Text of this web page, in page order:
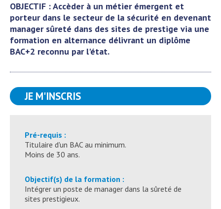
OBJECTIF : Accèder à un métier émergent et
porteur dans le secteur de la sécurité en devenant
manager sûreté dans des sites de prestige via une
formation en alternance délivrant un diplôme
BAC+2 reconnu par l'état.
JE M'INSCRIS
Pré-requis :
Titulaire d'un BAC au minimum.
Moins de 30 ans.
Objectif(s) de la formation :
Intégrer un poste de manager dans la sûreté de
sites prestigieux.